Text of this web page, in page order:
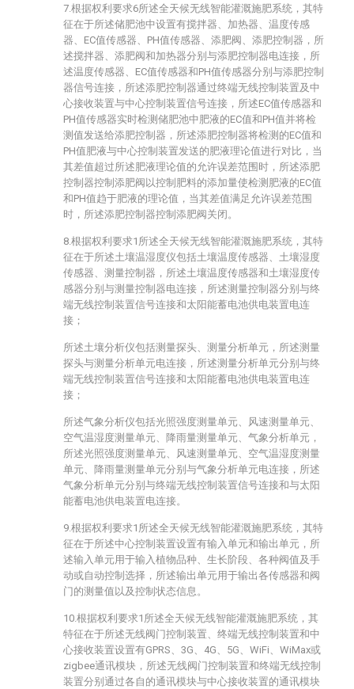
7.根据权利要求6所述全天候无线智能灌溉施肥系统，其特
征在于所述储肥池中设置有搅拌器、加热器、温度传感
器、EC值传感器、PH值传感器、添肥阀、添肥控制器，所
述搅拌器、添肥阀和加热器分别与添肥控制器电连接，所
述温度传感器、EC值传感器和PH值传感器分别与添肥控制
器信号连接，所述添肥控制器通过终端无线控制装置及中
心接收装置与中心控制装置信号连接，所述EC值传感器和
PH值传感器实时检测储肥池中肥液的EC值和PH值并将检
测值发送给添肥控制器，所述添肥控制器将检测的EC值和
PH值肥液与中心控制装置发送的肥液理论值进行对比，当
其差值超过所述肥液理论值的允许误差范围时，所述添肥
控制器控制添肥阀以控制肥料的添加量使检测肥液的EC值
和PH值趋于肥液的理论值，当其差值满足允许误差范围
时，所述添肥控制器控制添肥阀关闭。
8.根据权利要求1所述全天候无线智能灌溉施肥系统，其特
征在于所述土壤温湿度仪包括土壤温度传感器、土壤湿度
传感器、测量控制器，所述土壤温度传感器和土壤湿度传
感器分别与测量控制器电连接，所述测量控制器分别与终
端无线控制装置信号连接和太阳能蓄电池供电装置电连
接；
所述土壤分析仪包括测量探头、测量分析单元，所述测量
探头与测量分析单元电连接，所述测量分析单元分别与终
端无线控制装置信号连接和太阳能蓄电池供电装置电连
接；
所述气象分析仪包括光照强度测量单元、风速测量单元、
空气温湿度测量单元、降雨量测量单元、气象分析单元，
所述光照强度测量单元、风速测量单元、空气温湿度测量
单元、降雨量测量单元分别与气象分析单元电连接，所述
气象分析单元分别与终端无线控制装置信号连接和与太阳
能蓄电池供电装置电连接。
9.根据权利要求1所述全天候无线智能灌溉施肥系统，其特
征在于所述中心控制装置设置有输入单元和输出单元，所
述输入单元用于输入植物品种、生长阶段、各种阀值及手
动或自动控制选择，所述输出单元用于输出各传感器和阀
门的测量值以及控制状态信息。
10.根据权利要求1所述全天候无线智能灌溉施肥系统，其
特征在于所述无线阀门控制装置、终端无线控制装置和中
心接收装置设置有GPRS、3G、4G、5G、WiFi、WiMax或
zigbee通讯模块，所述无线阀门控制装置和终端无线控制
装置分别通过各自的通讯模块与中心接收装置的通讯模块